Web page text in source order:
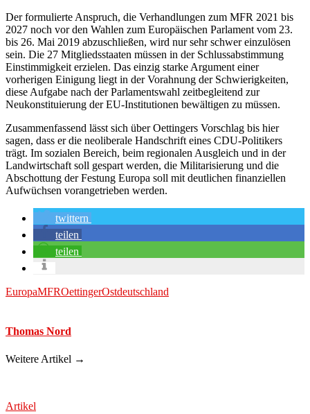
Der formulierte Anspruch, die Verhandlungen zum MFR 2021 bis
2027 noch vor den Wahlen zum Europäischen Parlament vom 23.
bis 26. Mai 2019 abzuschließen, wird nur sehr schwer einzulösen
sein. Die 27 Mitgliedsstaaten müssen in der Schlussabstimmung
Einstimmigkeit erzielen. Das einzig starke Argument einer
vorherigen Einigung liegt in der Vorahnung der Schwierigkeiten,
diese Aufgabe nach der Parlamentswahl zeitbegleitend zur
Neukonstituierung der EU-Institutionen bewältigen zu müssen.
Zusammenfassend lässt sich über Oettingers Vorschlag bis hier
sagen, dass er die neoliberale Handschrift eines CDU-Politikers
trägt. Im sozialen Bereich, beim regionalen Ausgleich und in der
Landwirtschaft soll gespart werden, die Militarisierung und die
Abschottung der Festung Europa soll mit deutlichen finanziellen
Aufwüchsen vorangetrieben werden.
twittern
teilen
teilen
EuropaMFROettingerOstdeutschland
Thomas Nord
Weitere Artikel →
Artikel